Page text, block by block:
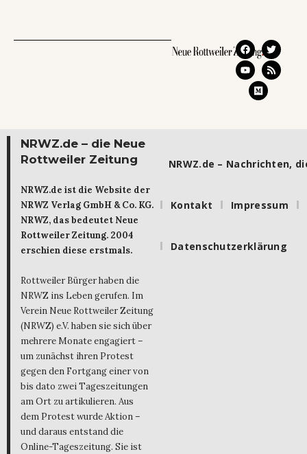
NRWZ.de – die Neue
Rottweiler Zeitung
NRWZ.de ist die Website der
NRWZ Verlag GmbH & Co. KG.
NRWZ, das bedeutet Neue
Rottweiler Zeitung. 2004
erschien diese erstmals.
Rottweiler Bürger haben die
NRWZ ins Leben gerufen. Im
Verein Neue Rottweiler Zeitung
(NRWZ) e.V. haben sie sich über
mehrere Monate engagiert –
um zunächst ihren Protest
gegen den Fortgang einer von
bis dato zwei Tageszeitungen
am Ort zu artikulieren. Aus
dem Protest wurde Aktion –
und daraus entstand die
Online-Tageszeitung. Sie ist
NRWZ.de – Nachrichten,
Kontakt Impressum
Datenschutzerklärung